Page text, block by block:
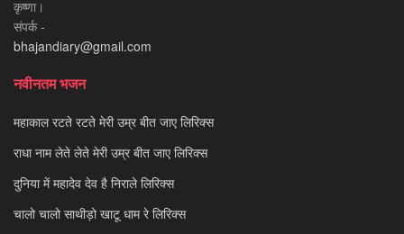
कृष्णा।
संपर्क -
bhajandiary@gmail.com
नवीनतम भजन
महाकाल रटते रटते मेरी उम्र बीत जाए लिरिक्स
राधा नाम लेते लेते मेरी उम्र बीत जाए लिरिक्स
दुनिया में महादेव देव है निराले लिरिक्स
चालो चालो साथीड़ो खाटू धाम रे लिरिक्स